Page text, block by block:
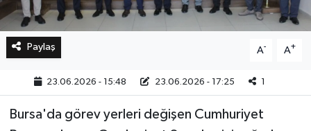
Paylaş A- A+
23.06.2026 - 15:48 23.06.2026 - 17:25 1
Bursa'da görev yerleri değişen Cumhuriyet